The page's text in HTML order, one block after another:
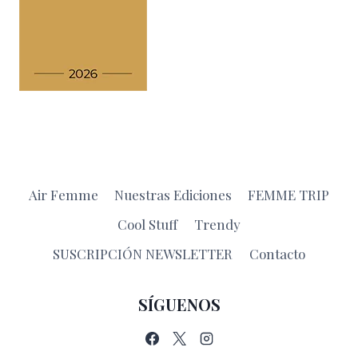
Air Femme Nuestras Ediciones
FEMME TRIP
Cool Stuff
Trendy
SUSCRIPCIÓN NEWSLETTER
Contacto
SÍGUENOS